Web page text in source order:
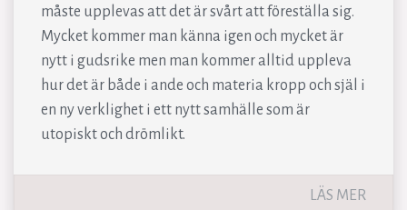
måste upplevas att det är svårt att föreställa sig.
Mycket kommer man känna igen och mycket är
nytt i gudsrike men man kommer alltid uppleva
hur det är både i ande och materia kropp och själ i
en ny verklighet i ett nytt samhälle som är
utopiskt och drömlikt.
LÄS MER